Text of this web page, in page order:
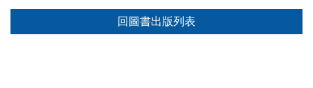
回圖書出版列表